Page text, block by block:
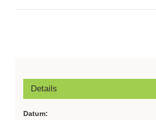
Details
Datum: